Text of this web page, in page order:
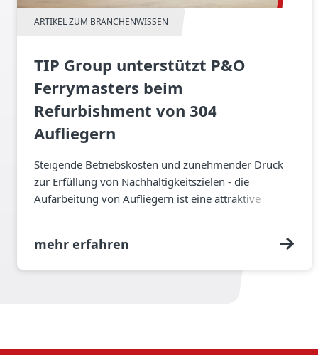
ARTIKEL ZUM BRANCHENWISSEN
TIP Group unterstützt P&O
Ferrymasters beim
Refurbishment von 304
Aufliegern
Steigende Betriebskosten und zunehmender Druck
zur Erfüllung von Nachhaltigkeitszielen - die
Aufarbeitung von Aufliegern ist eine attraktive
mehr erfahren